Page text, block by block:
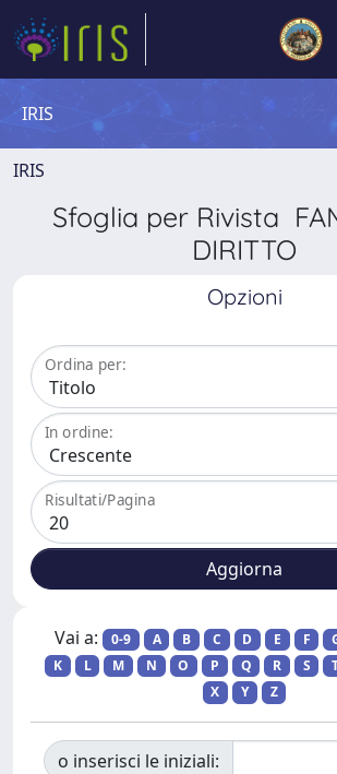
IRIS
IRIS
Sfoglia per Rivista
DIRITTO
Opzioni
Ordina per:
In ordine:
Risultati/Pagina
Vai a: 0-9 A B C D E F
K
L M N O P Q R S
X
Y Z
o inserisci le iniziali: